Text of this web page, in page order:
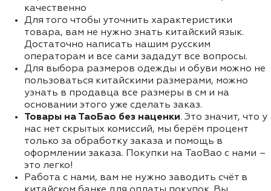
качественно
Для того чтобы уточнить характеристики
товара, вам не нужно знать китайский язык.
Достаточно написать нашим русским
операторам и все сами зададут все вопросы.
Для выбора размеров одежды и обуви можно не
пользоваться китайскими размерами, можно
узнать в продавца все размеры в см и на
основании этого уже сделать заказ.
Товары на ТаоБао без наценки. Это значит, что у
нас нет скрытых комиссий, мы берём процент
только за обработку заказа и помощь в
оформлении заказа. Покупки на TaoBao с нами –
это легко!
Работа с нами, вам не нужно заводить счёт в